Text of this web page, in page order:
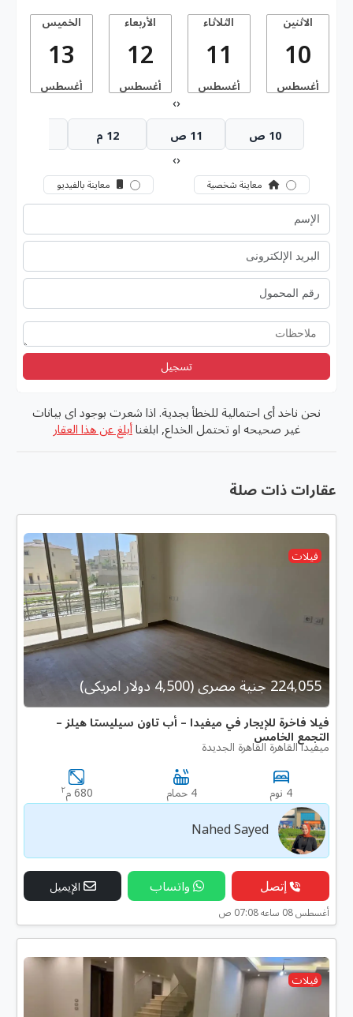
الاثنين
10
أغسطس
الثلاثاء
11
أغسطس
الأربعاء
12
أغسطس
الخميس
13
أغسطس
‹
›
10 ص 11 ص 12 م
‹
›
معاينة شخصية معاينة بالفيديو
تسجيل
نحن ناخد أى احتمالية للخطأ بجدية. اذا شعرت بوجود اى بيانات
غير صحيحه او تحتمل الخداع, ابلغنا أبلغ عن هذا العقار
عقارات ذات صلة
فيلات
224,055 جنية مصرى (4,500 دولار امريكى)
فيلا فاخرة للإيجار في ميفيدا – أب تاون سيليستا هيلز –
التجمع الخامس
ميفيدا القاهرة القاهرة الجديدة
4 نوم 4 حمام 680 م ٢
Nahed Sayed
إتصل واتساب الإيميل
أغسطس 08 ساعه 07:08 ص
فيلات